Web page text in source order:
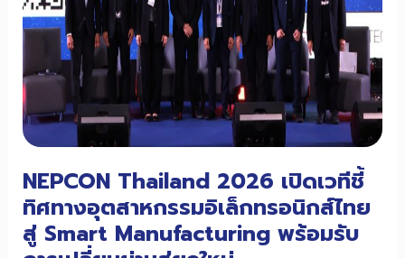
สถานี
อัด
สู่
ผู้
เชี่ยวชาญ
NIA
NEPCON Thailand 2026 เปิดเวทีชี้
ทิศทางอุตสาหกรรมอิเล็กทรอนิกส์ไทย
สู่ Smart Manufacturing พร้อมรับ